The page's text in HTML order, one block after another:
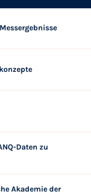
Daten zu
Akademie der